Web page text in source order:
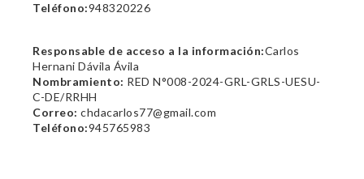
Teléfono:948320226
Responsable de acceso a la información:Carlos
Hernani Dávila Ávila
Nombramiento: RED N°008-2024-GRL-GRLS-UESU-
C-DE/RRHH
Correo: chdacarlos77@gmail.com
Teléfono:945765983